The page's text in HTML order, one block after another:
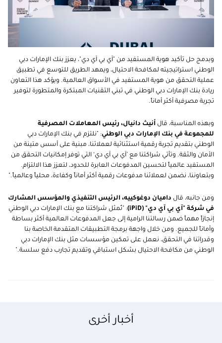
وبدمج حل تأكيد هوية المستفيد من "آي بي آي دي"، يعزز بنك الإمارات دبي
الوطني استراتيجيته لمكافحة الاحتيال، ويمهد الطريق للتوسع في تطبيق
عملية التحقق من هوية المستفيد في الأسواق العالمية. ويؤكد هذا التعاون
ريادة بنك الإمارات دبي الوطني في تبني التقنيات المبتكرة والمتطورة لتوفير
تجربة مصرفية أكثر أماناً.
وبهذه المناسبة، قال أنيث دانيال، رئيس المعاملات المصرفية
للمجموعة في بنك الإمارات دبي الوطني: "نلتزم في بنك الإمارات دبي
الوطني بتقديم تجربة رقمية استثنائية لعملائنا، مبنية على أسس متينة من
الأمان والثقة. وتأتي شراكتنا مع ’آي بي آي دي‘ التي توفر إمكانيات التحقق من
المستفيد عالمياً لتحسين المدفوعات العابرة للحدود، لتعزز هذا الالتزام.
وبتعاوننا، نضمن لعملائنا مدفوعات رقمية أكثر أماناً وكفاءة، محلياً وعالمياً."
ومن جانبه، قال داميان دوغوكييه، الرئيس التنفيذي والمؤسس المشارك
في شركة "آي بي آي دي" (iPiD
): "تُمثل شراكتنا مع بنك الإمارات دبي الوطني
إنجازاً مهماً ضمن رسالتنا الرامية إلى جعل المدفوعات العالمية أكثر بساطة
وأماناً للجميع. ومن خلال واجهة برمجة التطبيقات المتقدمة الخاصة بنا
وقدراتنا في التحقق، نعمل على تمكين مؤسسات مثل بنك الإمارات دبي
الوطني من مكافحة الاحتيال بشكل استباقي وتقديم تجارب دفع سلسة."
أخبار أخرى